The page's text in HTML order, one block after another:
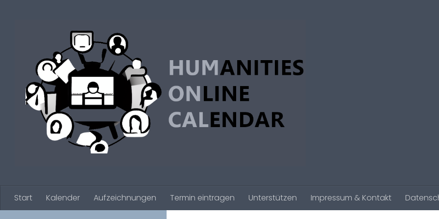
Start Kalender Aufzeichnungen Termin eintragen Unterstützen Impressum & Kontakt